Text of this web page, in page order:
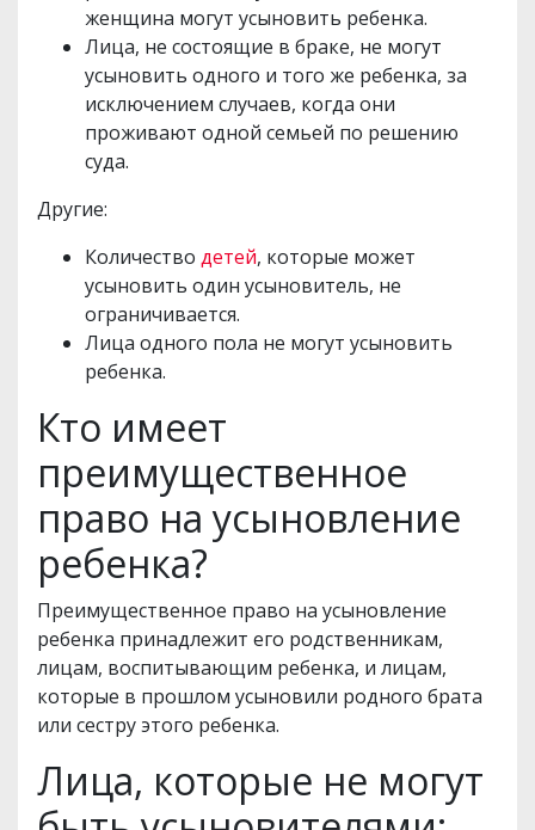
женщина могут усыновить ребенка.
Лица, не состоящие в браке, не могут
усыновить одного и того же ребенка, за
исключением случаев, когда они
проживают одной семьей по решению
суда.
Другие:
Количество детей, которые может
усыновить один усыновитель, не
ограничивается.
Лица одного пола не могут усыновить
ребенка.
Кто имеет
преимущественное
право на усыновление
ребенка?
Преимущественное право на усыновление
ребенка принадлежит его родственникам,
лицам, воспитывающим ребенка, и лицам,
которые в прошлом усыновили родного брата
или сестру этого ребенка.
Лица, которые не могут